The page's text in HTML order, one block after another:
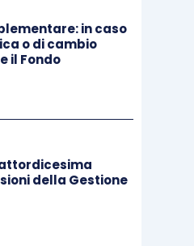
in caso
o di cambio
il Fondo
della Gestione